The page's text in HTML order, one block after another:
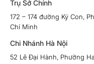
Trụ Sở Chính
172 – 174 đường Ký Con,
Chí Minh
Chi Nhánh Hà Nội
52 Lê Đại Hành, Phường